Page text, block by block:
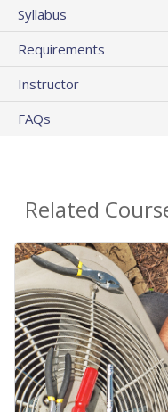
Syllabus
Requirements
Instructor
FAQs
Related